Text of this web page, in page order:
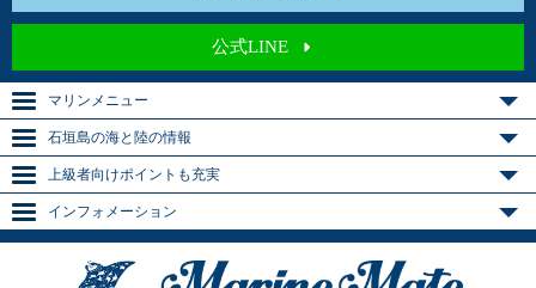
公式LINE
マリンメニュー
石垣島の海と陸の情報
上級者向けポイントも充実
インフォメーション